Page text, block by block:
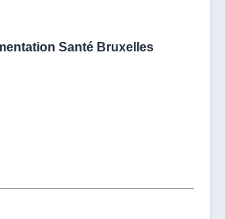
Santé Bruxelles